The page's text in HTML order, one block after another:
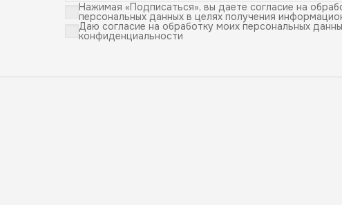
Нажимая «Подписаться», вы даете согласие на
персональных данных в целях получения
Даю согласие на обработку моих персональных
конфиденциальности